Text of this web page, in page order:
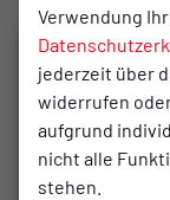
Verwendung
jederzeit über
widerrufen
aufgrund
nicht alle
stehen.